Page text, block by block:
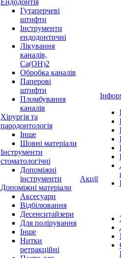
Ендодонтія
Гутаперчеві
штифти
Інструменти
ендодонтичні
Лікування
каналів,
Ca(OH)2
Обробка каналів
Паперові
штифти
Пломбування
каналів
Хірургія та
пародонтологія
Інше
Шовні матеріали
Інструменти
стоматологічні
Допоміжні
інструменти
Допоміжні матеріали
Аксесуари
Відбілювання
Десенситайзери
Для полірування
Інше
Нитки
ретракційні
Акції